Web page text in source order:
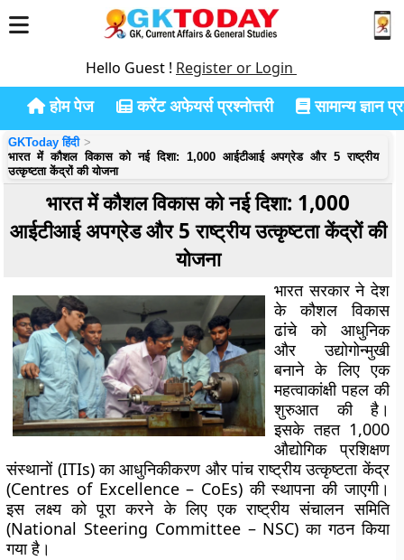
Hello Guest ! Register or Login
होम पेज करेंट अफेयर्स प्रश्नोत्तरी सामान्य ज्ञान
GKToday हिंदी
भारत में कौशल विकास को नई दिशा: 1,000 आईटीआई अपग्रेड और 5 राष्ट्रीय
उत्कृष्टता केंद्रों की योजना
भारत में कौशल विकास को नई दिशा: 1,000
आईटीआई अपग्रेड और 5 राष्ट्रीय उत्कृष्टता केंद्रों की
योजना
भारत सरकार ने देश
के कौशल विकास
ढांचे को आधुनिक
और उद्योगोन्मुखी
बनाने के लिए एक
महत्वाकांक्षी पहल की
शुरुआत की है।
इसके तहत 1,000
औद्योगिक प्रशिक्षण
संस्थानों (ITIs) का आधुनिकीकरण और पांच राष्ट्रीय उत्कृष्टता केंद्र
(Centres of Excellence – CoEs) की स्थापना की जाएगी।
इस लक्ष्य को पूरा करने के लिए एक राष्ट्रीय संचालन समिति
(National Steering Committee – NSC) का गठन किया
गया है।